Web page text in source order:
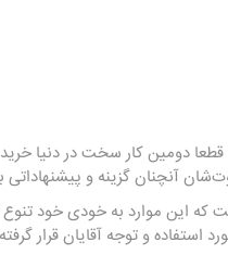
دومین کار سخت در دنیا
آنچنان گزینه و پیشنهاداتی
این موارد به خودی خود تنوع
استفاده و توجه آقایان قرار